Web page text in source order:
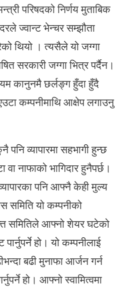
परिषदको निर्णय मुताबिक
ज्वान्ट भेन्चर सम्झौता
थियो । त्यसैले यो जग्गा
सरकारी जग्गा भित्र पर्दैन।
कानुनमै छर्लङ्ग हुँदा हुँदै
कम्पनीमाथि आक्षेप लगाउनु
व्यापारमा सहभागी हुन्छ
नाफाको भागिदार हुनैपर्छ।
पनि आफ्नै केही मुल्य
समिति यो कम्पनीको
समितिले आफ्नो शेयर घटेको
हो। यो कम्पनीलाई
बढी मुनाफा आर्जन गर्न
हो। आफ्नो स्वामित्वमा